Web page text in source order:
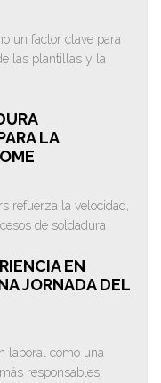
un factor clave para
las plantillas y la
LA
refuerza la velocidad,
de soldadura
EN
JORNADA DEL
laboral como una
responsables,